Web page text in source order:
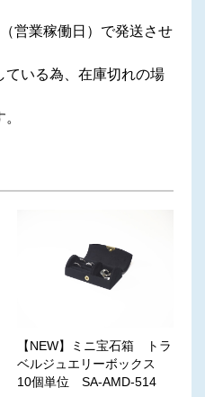
営業稼働日）で発送させ
ている為、在庫切れの場
【NEW】ミニ宝石箱 トラ
ベルジュエリーボックス
10個単位 SA-AMD-514